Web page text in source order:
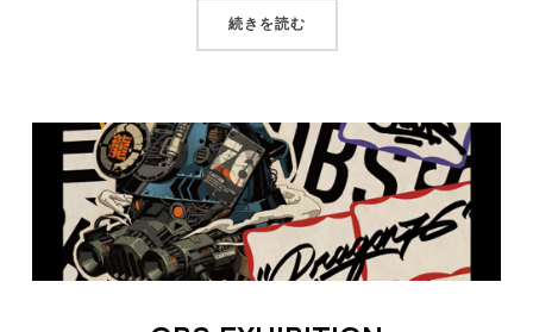
続きを読む